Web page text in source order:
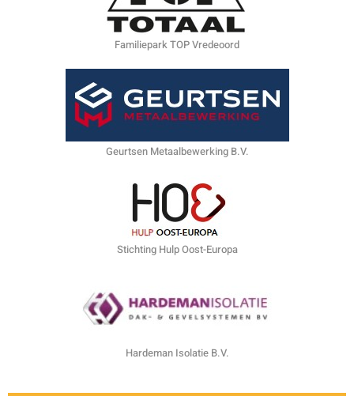
Familiepark TOP Vredeoord
Geurtsen Metaalbewerking B.V.
Stichting Hulp Oost-Europa
Hardeman Isolatie B.V.